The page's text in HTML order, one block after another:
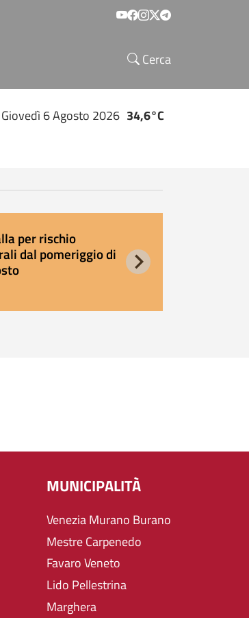
Social menu
Cerca
Giovedì 6 Agosto 2026 34,6°C
per rischio
dal pomeriggio di
MUNICIPALITÀ
Venezia Murano Burano
Mestre Carpenedo
Favaro Veneto
Lido Pellestrina
Marghera